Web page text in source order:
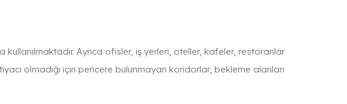
Ayrıca ofisler, iş yerleri, oteller, kafeler, restoranlar
olmadığı için pencere bulunmayan koridorlar, bekleme alanları